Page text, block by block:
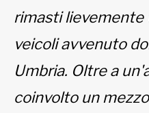
rimasti
veicoli avvenuto
Umbria. Oltre a
coinvolto un